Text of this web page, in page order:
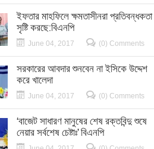
ইফতার মাহফিলে ক্ষমতাসীনরা প্রতিবন্ধকতা
সৃষ্টি করছে:বিএনপি
June 04, 2017 (0) Comments
সরকারের আবদার শুনবেন না ইসিকে উদ্দেশ
করে খালেদা
June 04, 2017 (0) Comments
‘বাজেট সাধারণ মানুষের শেষ রক্তবিন্দু শুষে
নেয়ার সর্বশেষ চেষ্টাঃ’ বিএনপি